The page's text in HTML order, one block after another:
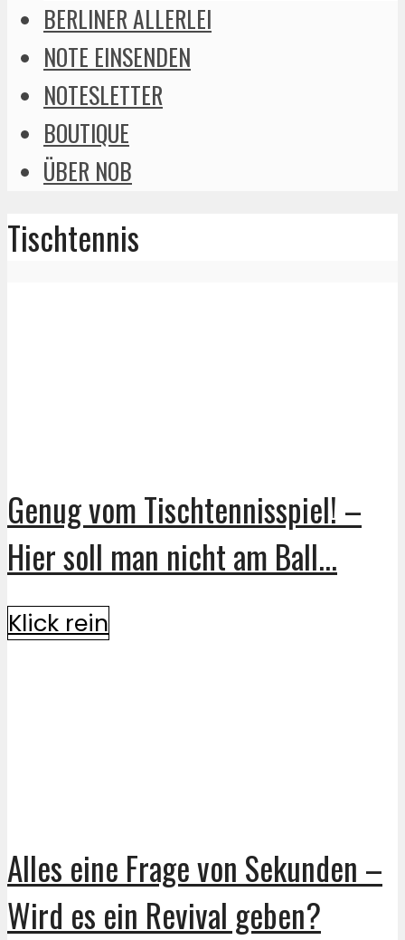
BERLINER ALLERLEI
NOTE EINSENDEN
NOTESLETTER
BOUTIQUE
ÜBER NOB
Tischtennis
Genug vom Tischtennisspiel! –
Hier soll man nicht am Ball...
Klick rein
Alles eine Frage von Sekunden –
Wird es ein Revival geben?